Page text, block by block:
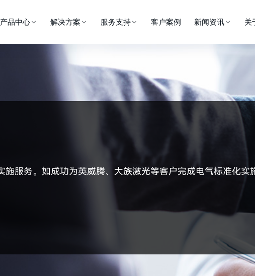
服务。 如成功为英威腾、大族激光等客户完成电气标准化实
产品中心 解决方案 服务支持 客户案例 新闻资讯 关